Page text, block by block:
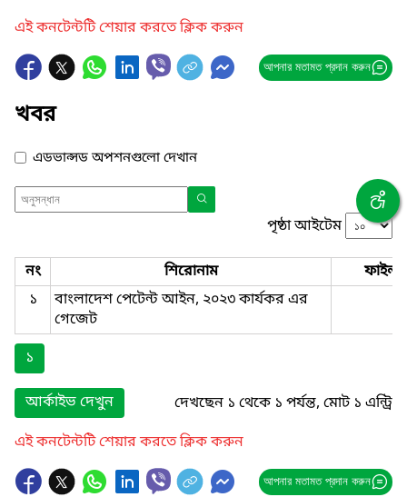
এই কনটেন্টটি শেয়ার করতে ক্লিক করুন
আপনার মতামত প্রদান করুন
খবর
এডভান্সড অপশনগুলো দেখান
পৃষ্ঠা আইটেম
নং শিরোনাম
ফাইল
১
বাংলাদেশ পেটেন্ট আইন, ২০২৩ কার্যকর এর
গেজেট
১
আর্কাইভ দেখুন
দেখছেন ১ থেকে ১ পর্যন্ত, মোট ১ এন্ট্রি
এই কনটেন্টটি শেয়ার করতে ক্লিক করুন
আপনার মতামত প্রদান করুন